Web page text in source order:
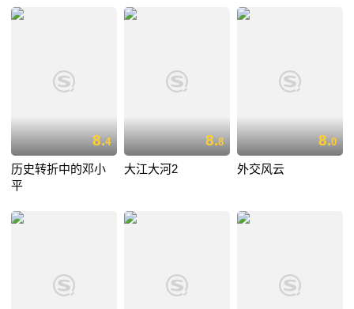
8.4
历史转折中的邓小
平
8.8
大江大河2
8.0
外交风云